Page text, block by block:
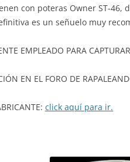
con poteras Owner ST-
es un señuelo muy
EMPLEADO PARA
EN EL FORO DE
click aquí para ir.